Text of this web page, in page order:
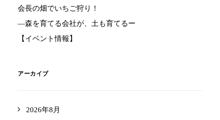
会長の畑でいちご狩り！
―森を育てる会社が、土も育てるー
【イベント情報】
アーカイブ
2026年8月